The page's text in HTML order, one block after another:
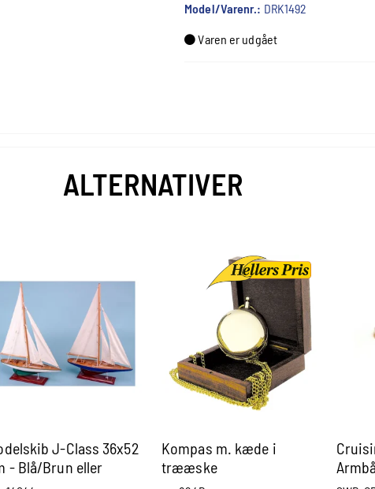
Model/Varenr.: DRK1492
Varen er udgået
ALTERNATIVER
J-Class 36x52
- Blå/Brun eller
Kompas m. kæde i
trææske